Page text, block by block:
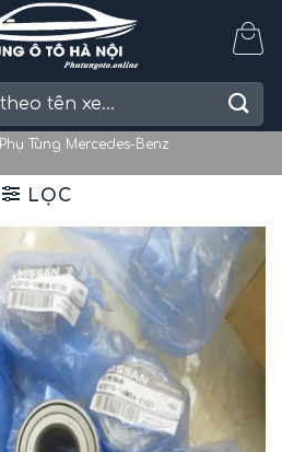
Phụ Tùng Mercedes-Benz
LỌC